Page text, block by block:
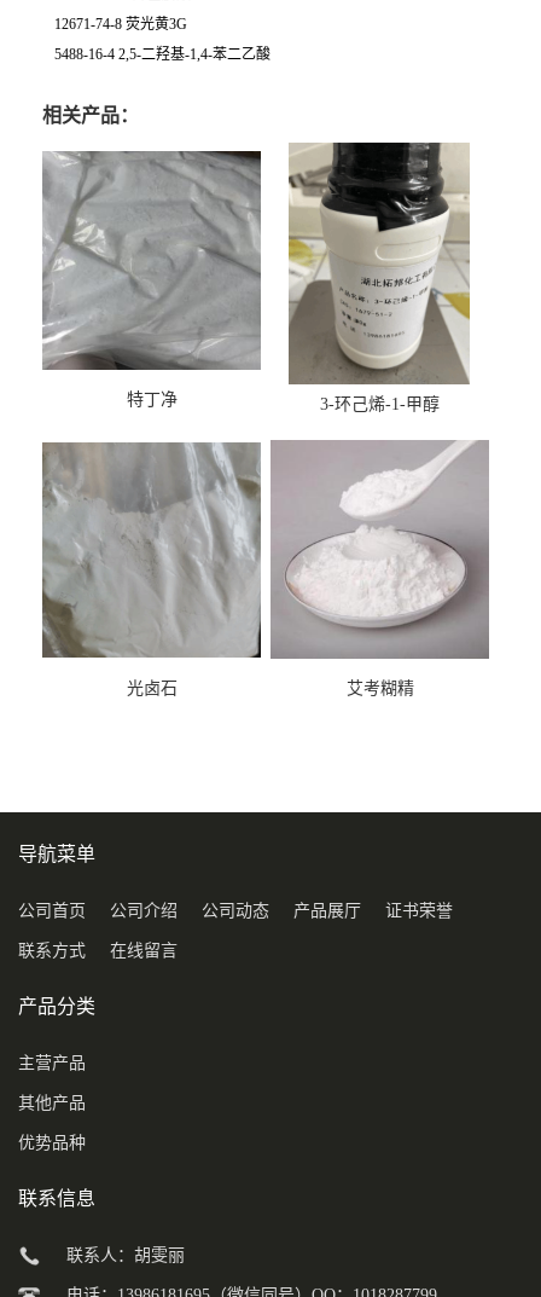
12671-74-8 荧光黄3G
5488-16-4 2,5-二羟基-1,4-苯二乙酸
相关产品：
特丁净 3-环己烯-1-甲醇
光卤石 艾考糊精
导航菜单
公司首页 公司介绍 公司动态 产品展厅 证书荣誉
联系方式 在线留言
产品分类
主营产品
其他产品
优势品种
联系信息
联系人：胡雯丽